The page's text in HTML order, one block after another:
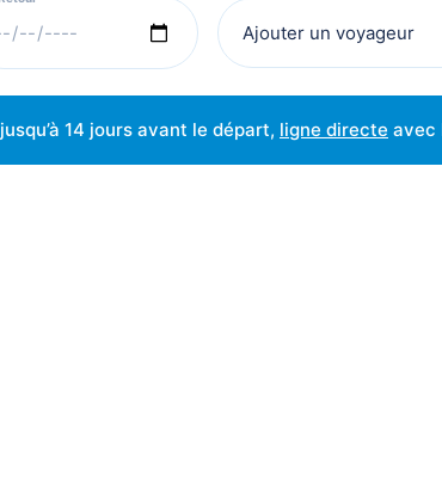
Ajouter un voyageur
jusqu’à 14 jours avant le départ, ligne directe avec